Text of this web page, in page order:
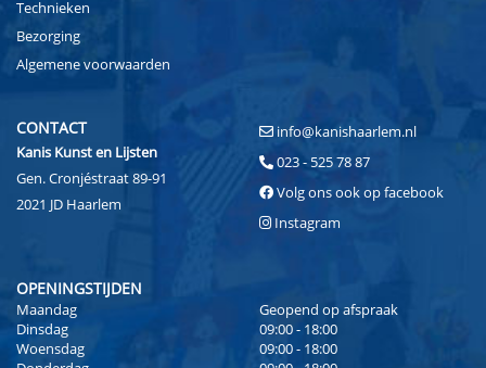
Technieken
Bezorging
Algemene voorwaarden
CONTACT
Kanis Kunst en Lijsten
Gen. Cronjéstraat 89-91
2021 JD Haarlem
info@kanishaarlem.nl
023 - 525 78 87
Volg ons ook op facebook
Instagram
OPENINGSTIJDEN
Maandag
Geopend op afspraak
Dinsdag
09:00 - 18:00
Woensdag
09:00 - 18:00